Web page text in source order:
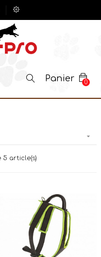
Panier 0

5 article(s)